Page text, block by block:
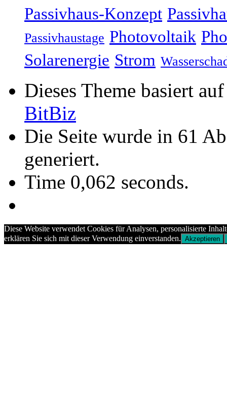
Passivhaus-Konzept
Passivhaustage Photovoltaik
Solarenergie Strom
Dieses Theme basiert
BitBiz
Die Seite wurde in 61
generiert.
Time 0,062 seconds.
Diese Website verwendet Cookies für Analysen, personalisierte
erklären Sie sich mit dieser Verwendung einverstanden. Akzeptieren